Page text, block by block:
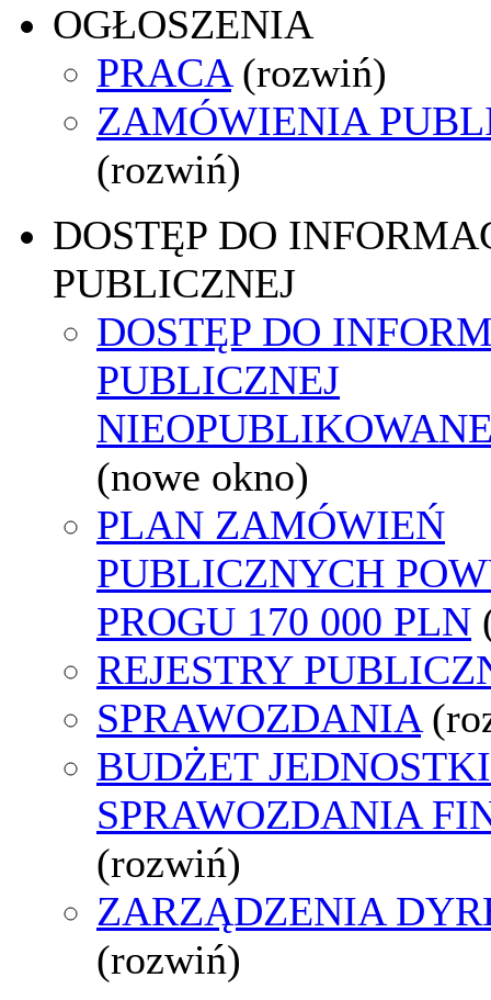
OGŁOSZENIA
PRACA (rozwiń)
ZAMÓWIENIA
(rozwiń)
DOSTĘP DO
PUBLICZNEJ
DOSTĘP DO
PUBLICZNEJ
(nowe okno)
PLAN ZAMÓWIEŃ
PUBLICZNYCH
PROGU 170 000 PLN
REJESTRY
SPRAWOZDANIA
BUDŻET
SPRAWOZDANIA
(rozwiń)
ZARZĄDZENIA
(rozwiń)